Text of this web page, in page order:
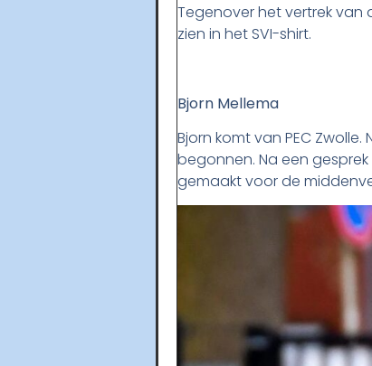
Tegenover het vertrek van
zien in het SVI-shirt.
Bjorn Mellema
Bjorn komt van PEC
begonnen. Na een
gemaakt voor de